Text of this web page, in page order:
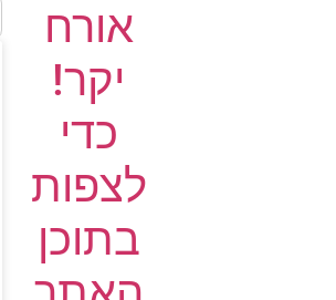
אורח
יקר!
כדי
לצפות
בתוכן